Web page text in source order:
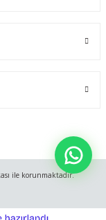
ile korunmaktadır.